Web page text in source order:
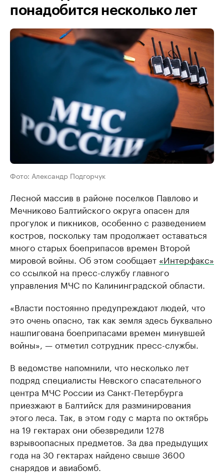
понадобится несколько лет
Фото: Александр Подгорчук
Лесной массив в районе поселков Павлово и
Мечниково Балтийского округа опасен для
прогулок и пикников, особенно с разведением
костров, поскольку там продолжает оставаться
много старых боеприпасов времен Второй
мировой войны. Об этом сообщает «Интерфакс»
со ссылкой на пресс-службу главного
управления МЧС по Калининградской области.
«Власти постоянно предупреждают людей, что
это очень опасно, так как земля здесь буквально
нашпигована боеприпасами времен минувшей
войны», — отметил сотрудник пресс-службы.
В ведомстве напомнили, что несколько лет
подряд специалисты Невского спасательного
центра МЧС России из Санкт-Петербурга
приезжают в Балтийск для разминирования
этого леса. Так, в этом году с марта по октябрь
на 19 гектарах они обезвредили 1278
взрывоопасных предметов. За два предыдущих
года на 30 гектарах найдено свыше 3600
снарядов и авиабомб.